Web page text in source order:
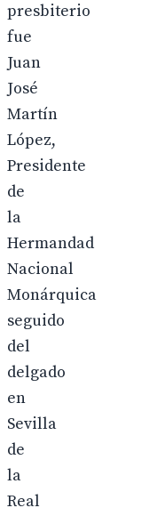
presbiterio
fue
Juan
José
Martín
López,
Presidente
de
la
Hermandad
Nacional
Monárquica
seguido
del
delgado
en
Sevilla
de
la
Real